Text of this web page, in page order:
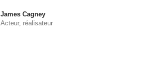
James Cagney
Acteur, réalisateur